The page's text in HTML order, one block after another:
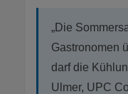
„Die
Gastronomen
darf die
Ulmer, UPC